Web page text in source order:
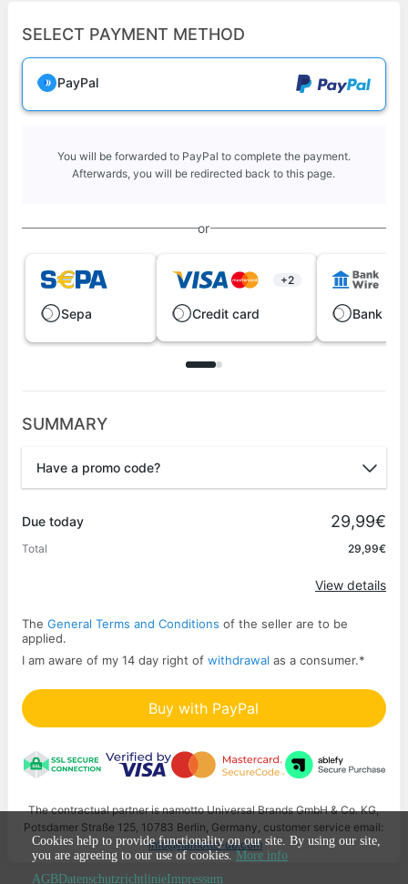
SELECT PAYMENT METHOD
PayPal
You will be forwarded to PayPal to complete the payment.
Afterwards, you will be redirected back to this page.
or
Sepa
+2
Credit card Bank
SUMMARY
Have a promo code?
Due today 29,99€
Total 29,99€
View details
The General Terms and Conditions of the seller are to be
applied.
I am aware of my 14 day right of withdrawal as a consumer.*
Buy with PayPal
The contractual partner is namotto Universal Brands GmbH & Co. KG,
Potsdamer Straße 125, 10783 Berlin, Germany, customer service email:
info@namotto-ub.com
Cookies help to provide functionality on our site. By using our site,
you are agreeing to our use of cookies. More info
AGB DatenschutzrichtlinieImpressum